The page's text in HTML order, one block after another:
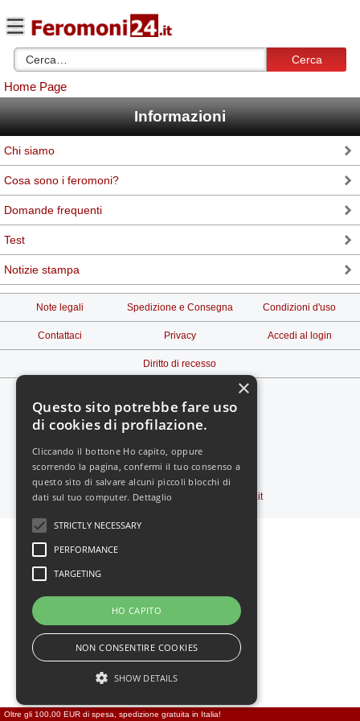
Cerca
Home Page
Informazioni
Chi siamo
Cosa sono i feromoni?
Domande frequenti
Test
Notizie stampa
Note legali Spedizione e Consegna Condizioni d'uso
Contattaci Privacy Accedi al login
Diritto di recesso
Vedi il sito in: -MOBILE
Copyright © 2000-2026 Feromoni24.it
Oltre gli 100,00 EUR di spesa, spedizione gratuita in Italia!
Questo sito potrebbe fare uso
di cookies di profilazione.
Cliccando il bottone Ho capito, oppure
scorrendo la pagina, confermi il tuo consenso a
questo sito di salvare alcuni piccoli blocchi di
dati sul tuo computer. Dettaglio
STRICTLY NECESSARY
PERFORMANCE
TARGETING
HO CAPITO
NON CONSENTIRE COOKIES
SHOW DETAILS
×